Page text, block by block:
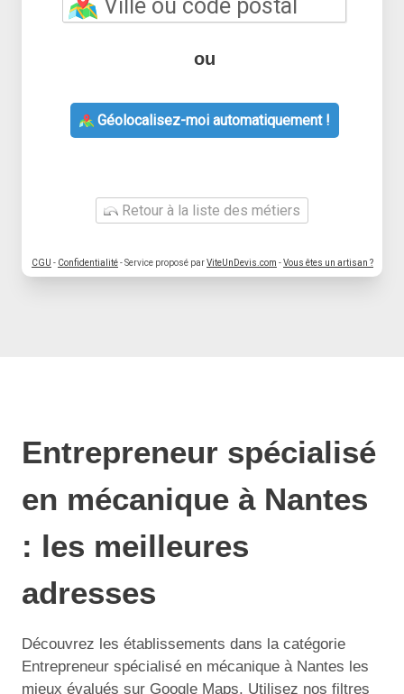
ou
Géolocalisez-moi automatiquement !
Retour à la liste des métiers
CGU - Confidentialité- Service proposé parViteUnDevis.com -Vous êtes un artisan ?
Entrepreneur spécialisé
en mécanique à Nantes
: les meilleures
adresses
Découvrez les établissements dans la catégorie
Entrepreneur spécialisé en mécanique à Nantes les
mieux évalués sur Google Maps. Utilisez nos filtres